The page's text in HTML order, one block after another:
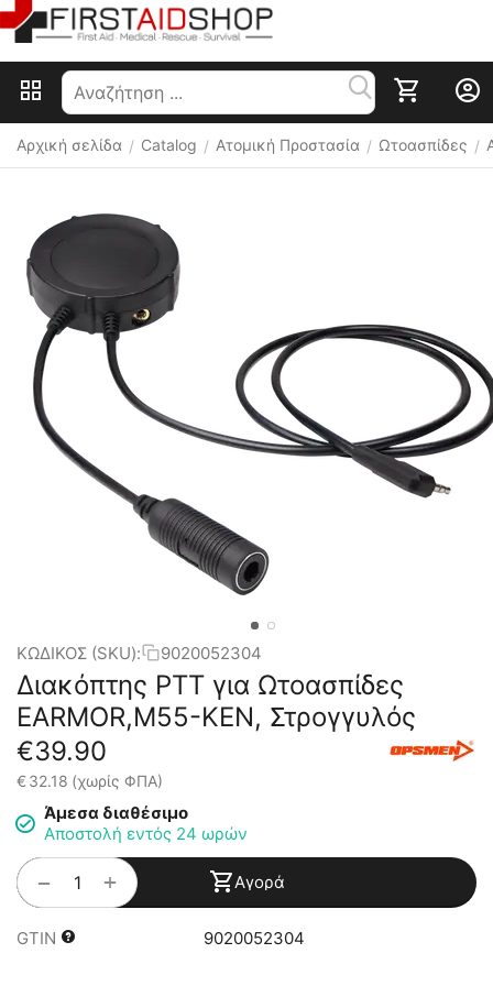
Αρχική σελίδα / Catalog / Ατομική Προστασία / Ωτοασπίδες /
ΚΩΔΙΚΟΣ (SKU): 9020052304
Διακόπτης PTT για Ωτοασπίδες
EARMOR,M55-KEN, Στρογγυλός
€39.90
€32.18 (χωρίς ΦΠΑ)
Άμεσα διαθέσιμο
Αποστολή εντός 24 ωρών
+
− Αγορά
GTIN 9020052304